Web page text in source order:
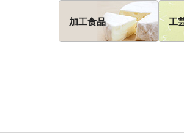
加工食品 工